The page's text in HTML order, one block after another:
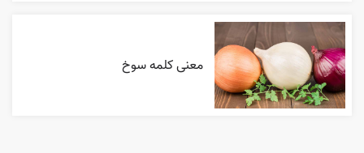
معنی کلمه سوخ